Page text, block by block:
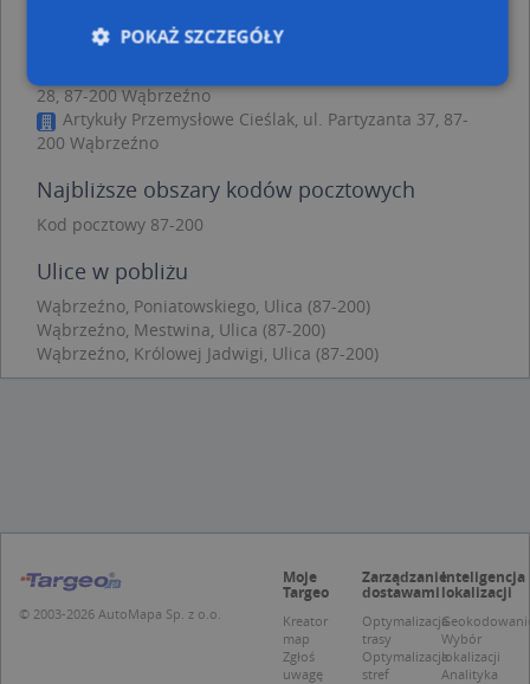
pobliżu
28, 87-200 Wąbrzeźno
Artykuły Przemysłowe Cieślak, ul. Partyzanta 37, 87-
200 Wąbrzeźno
Najbliższe obszary kodów pocztowych
Kod pocztowy 87-200
Ulice w pobliżu
Wąbrzeźno, Poniatowskiego, Ulica (87-200)
Wąbrzeźno, Mestwina, Ulica (87-200)
Wąbrzeźno, Królowej Jadwigi, Ulica (87-200)
© 2003-2026 AutoMapa Sp. z o.o.
Moje
Targeo
Kreator
map
Zgłoś
uwagę
Zarządzanie
dostawami
Optymalizacja
trasy
Optymalizacja
stref
Inteligencja
lokalizacji
Wybór
lokalizacji
Analityka
POKAŻ SZCZEGÓŁY
Niezbędne
Targetowanie
podstawowych funkcji strony internetowej, takich
Bez niezbędnych plików cookie nie można
prawidłowo korzystać ze strony internetowej.
Nazwa
Provider/
Domena
APPSESSID .targeo.pl
Sesja
to